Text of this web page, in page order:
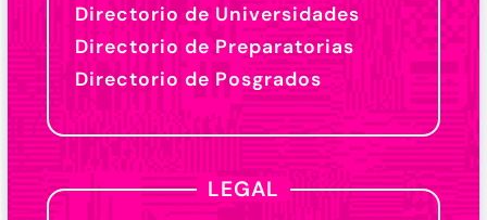
Directorio de Universidades
Directorio de Preparatorias
Directorio de Posgrados
LEGAL